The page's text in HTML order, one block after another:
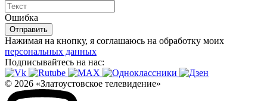
Ошибка
Отправить
Нажимая на кнопку, я соглашаюсь на обработку моих
персональных данных
Подписывайтесь на нас:
© 2026 «Златоустовское телевидение»